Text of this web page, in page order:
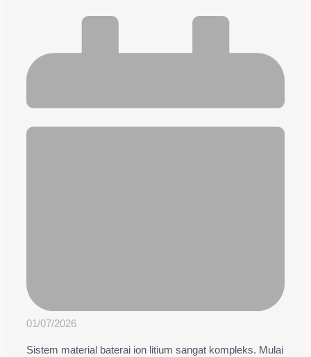
01/07/2026
Sistem material baterai ion litium sangat kompleks. Mulai